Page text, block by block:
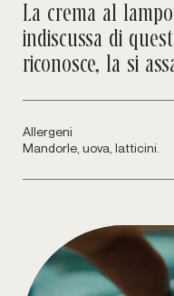
La crema al
indiscussa di
riconosce, la si
Allergeni
Mandorle, uova, latticini.